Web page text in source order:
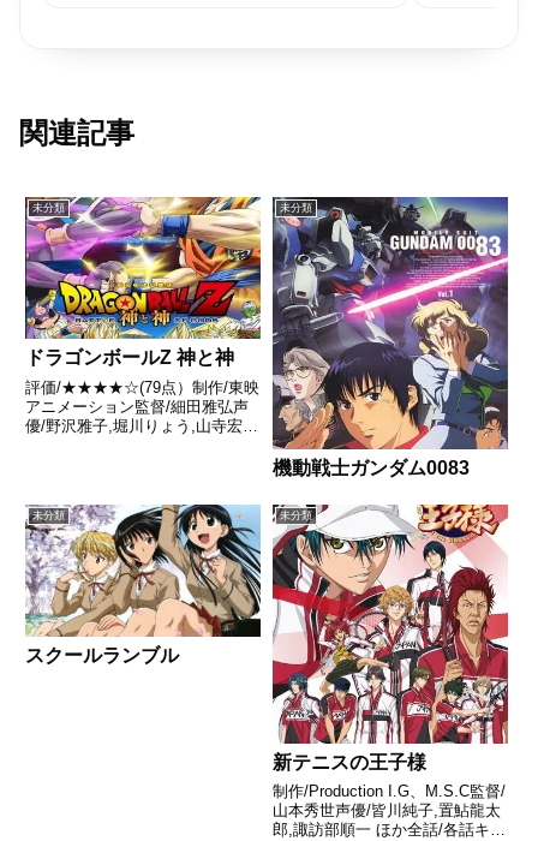
関連記事
未分類
ドラゴンボールZ 神と神
評価/★★★★☆(79点）制作/東映
アニメーション監督/細田雅弘声
優/野沢雅子,堀川りょう,山寺宏一
ら4年後。39年の眠りから目覚め
た破壊神ビルスは、...
未分類
機動戦士ガンダム0083
未分類
スクールランブル
未分類
新テニスの王子様
制作/Production I.G、M.S.C監督/
山本秀世声優/皆川純子,置鮎龍太
郎,諏訪部順一 ほか全話/各話キャ